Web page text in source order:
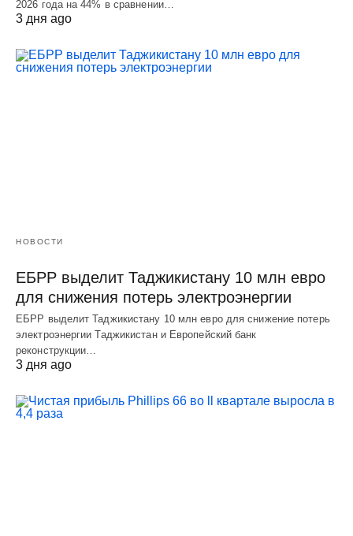
2026 года на 44% в сравнении…
3 дня ago
НОВОСТИ
ЕБРР выделит Таджикистану 10 млн евро
для снижения потерь электроэнергии
ЕБРР выделит Таджикистану 10 млн евро для снижение потерь
электроэнергии Таджикистан и Европейский банк
реконструкции…
3 дня ago